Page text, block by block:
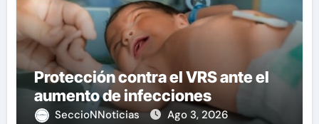
Protección contra el VRS ante el
aumento de infecciones
SeccioNNoticias Ago 3, 2026